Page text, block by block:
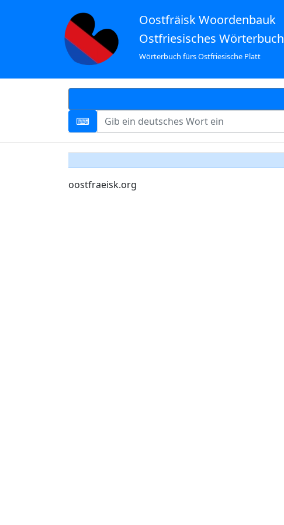
Oostfräisk Woordenbauk
Ostfriesisches Wörterbuch
Wörterbuch fürs Ostfriesische Platt
oostfraeisk.org